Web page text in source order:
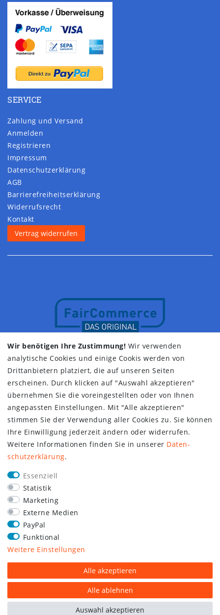
SERVICE
Zahlung und Versand
Anmelden
Registrieren
Impressum
Daten­schutz­erklärung
AGB
Barrierefreiheitserklärung
Widerrufs­recht
Kontakt
Vertrag widerrufen
Wir benötigen Ihre Zustimmung! Wir verwenden
analytische Cookies und einige Cookis werden von
Drittanbietern platziert, die auf unseren Seiten
erscheinen. Durch klicken auf "Auswahl akzeptieren"
übernehmen Sie die voreingestellten oder von Ihnen
angepassten Einstellungen. Mit "Alle akzeptieren"
stimmen Sie der Verwendung aller Cookies zu. Sie können
Ihre Einwilligung jederzeit ändern oder widerrufen.
Weitere Informationen finden Sie in unserer Daten­
schutz­erklärung.
Essenziell
Statistik
Marketing
Externe Medien
PayPal
Funktional
Weitere Einstellungen
Alle akzeptieren
Alle ablehnen
Auswahl akzeptieren